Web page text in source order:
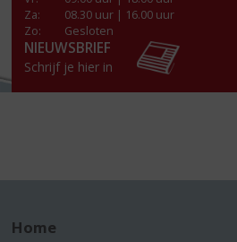
Za:
08.30 uur | 16.00 uur
Zo:
Gesloten
NIEUWSBRIEF
Schrijf je hier in
Home